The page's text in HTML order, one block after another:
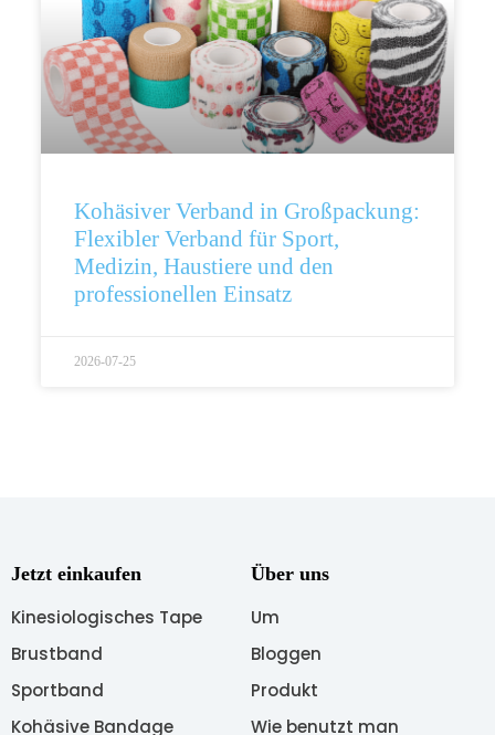
Kohäsiver Verband in Großpackung:
Flexibler Verband für Sport,
Medizin, Haustiere und den
professionellen Einsatz
2026-07-25
Jetzt einkaufen
Kinesiologisches Tape
Brustband
Sportband
Kohäsive Bandage
Über uns
Um
Bloggen
Produkt
Wie benutzt man